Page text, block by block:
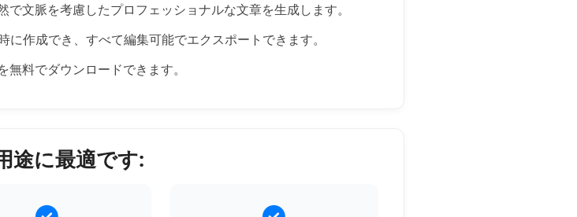
で文脈を考慮したプロフェッショナルな文章を生成します。
作成でき、すべて編集可能でエクスポートできます。
料でダウンロードできます。
途に最適です: